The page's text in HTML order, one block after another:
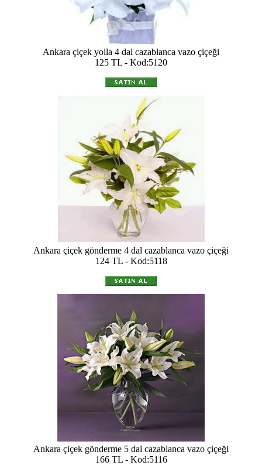
Ankara çiçek yolla 4 dal cazablanca vazo çiçeği
125 TL - Kod:5120
Ankara çiçek gönderme 4 dal cazablanca vazo çiçeği
124 TL - Kod:5118
Ankara çiçek gönderme 5 dal cazablanca vazo çiçeği
166 TL - Kod:5116